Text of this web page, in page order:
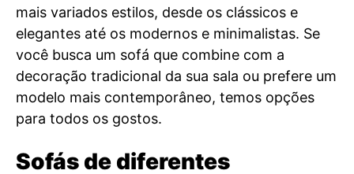
mais variados estilos, desde os clássicos e
elegantes até os modernos e minimalistas. Se
você busca um sofá que combine com a
decoração tradicional da sua sala ou prefere um
modelo mais contemporâneo, temos opções
para todos os gostos.
Sofás de diferentes